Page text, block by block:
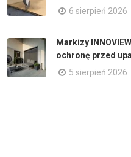
6 sierpień 2026
Markizy
ochronę przed
5 sierpień 2026